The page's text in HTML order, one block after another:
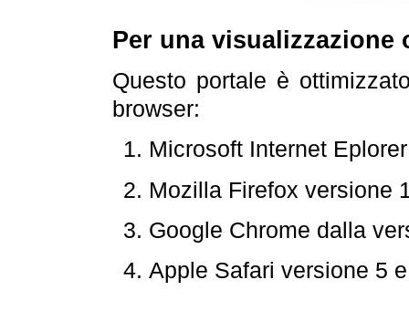
Per una visualizzazione
Questo portale è
browser:
Microsoft Internet
Mozilla Firefox versione
Google Chrome dalla
Apple Safari versione 5